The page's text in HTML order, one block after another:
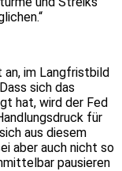
im Langfristbild
sich das
hat, wird der Fed
für
aus diesem
aber auch nicht so
pausieren